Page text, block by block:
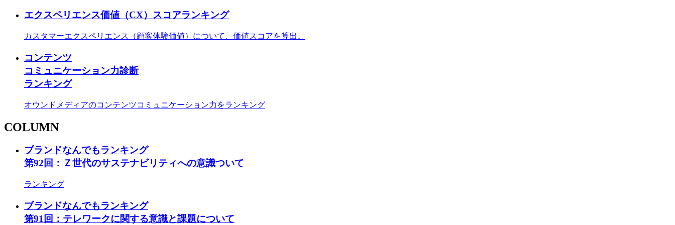
エクスペリエンス価値（CX）スコアランキング
カスタマーエクスペリエンス（顧客体験価値）について、価値スコアを算出。
コンテンツ
コミュニケーション力診断
ランキング
オウンドメディアのコンテンツコミュニケーション力をランキング
COLUMN
ブランドなんでもランキング
第92回：Ｚ世代のサステナビリティへの意識ついて
ランキング
ブランドなんでもランキング
第91回：テレワークに関する意識と課題について